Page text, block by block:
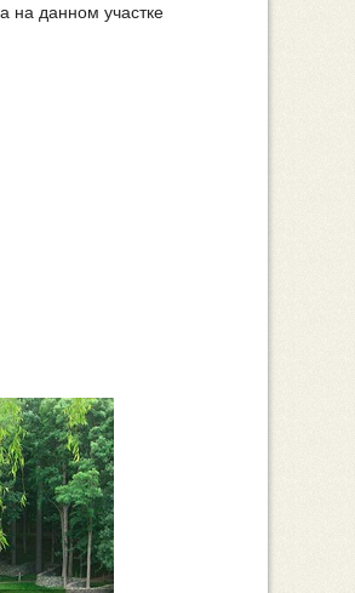
на данном участке